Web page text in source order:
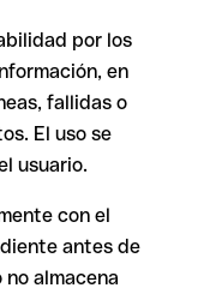
Mauritius Ltd. o
espacio SEPA, la
compleja y conlleva
de una
gratuito y, en caso
destinatario. Esta
con importes
por los
en
fallidas o
El uso se
usuario.
con el
antes de
almacena